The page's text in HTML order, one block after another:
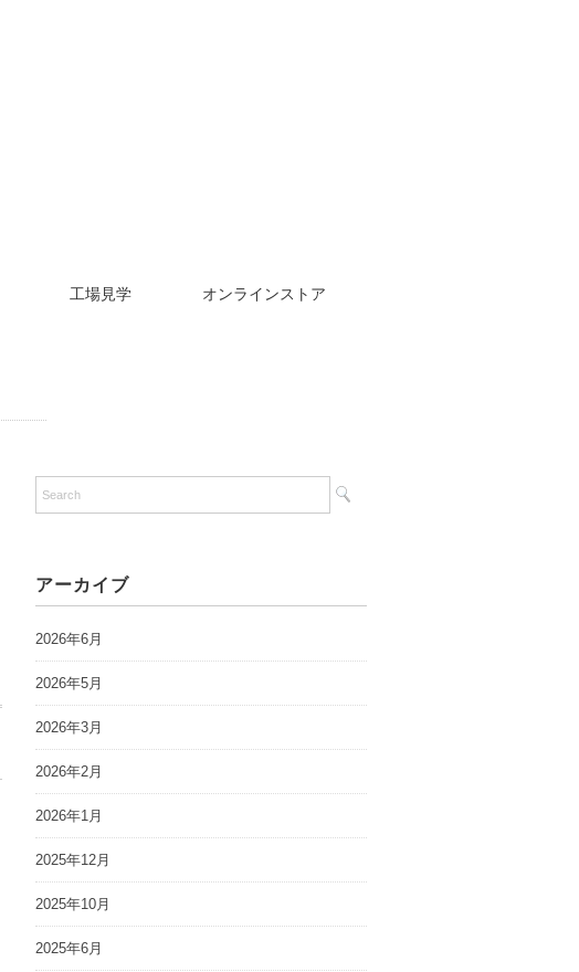
工場見学 オンラインストア
アーカイブ
2026年6月
2026年5月
2026年3月
2026年2月
2026年1月
2025年12月
2025年10月
2025年6月